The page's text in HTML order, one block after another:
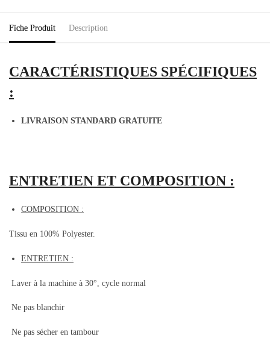
Fiche Produit Description
CARACTÉRISTIQUES SPÉCIFIQUES
:
LIVRAISON STANDARD GRATUITE
ENTRETIEN ET COMPOSITION :
COMPOSITION :
Tissu en 100% Polyester.
ENTRETIEN :
Laver à la machine à 30°, cycle normal
Ne pas blanchir
Ne pas sécher en tambour